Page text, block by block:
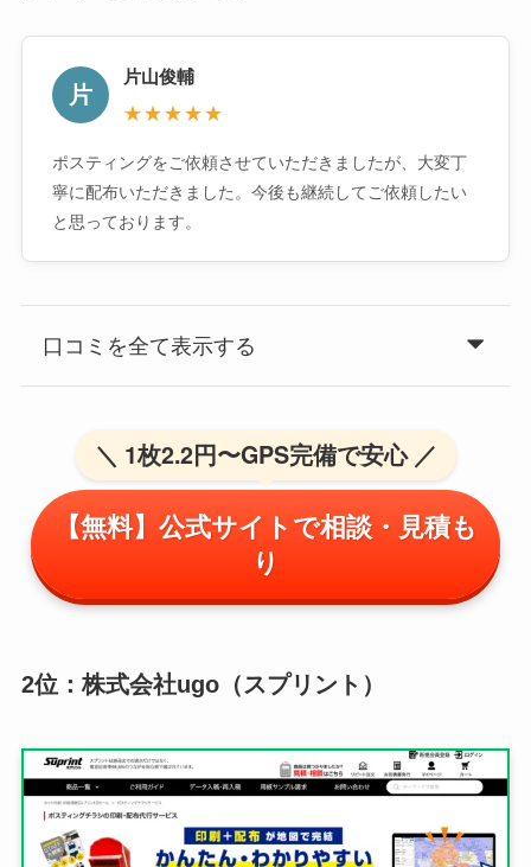
片
片山俊輔
★★★★★
ポスティングをご依頼させていただきましたが、大変丁
寧に配布いただきました。今後も継続してご依頼したい
と思っております。
口コミを全て表示する
＼ 1枚2.2円〜GPS完備で安心 ／
【無料】公式サイトで相談・見積も
り
2位：株式会社ugo（スプリント）